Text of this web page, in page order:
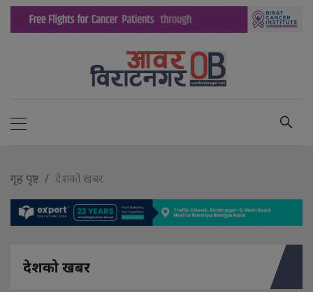
गृह पृष्ट देशको खबर
देशको खबर